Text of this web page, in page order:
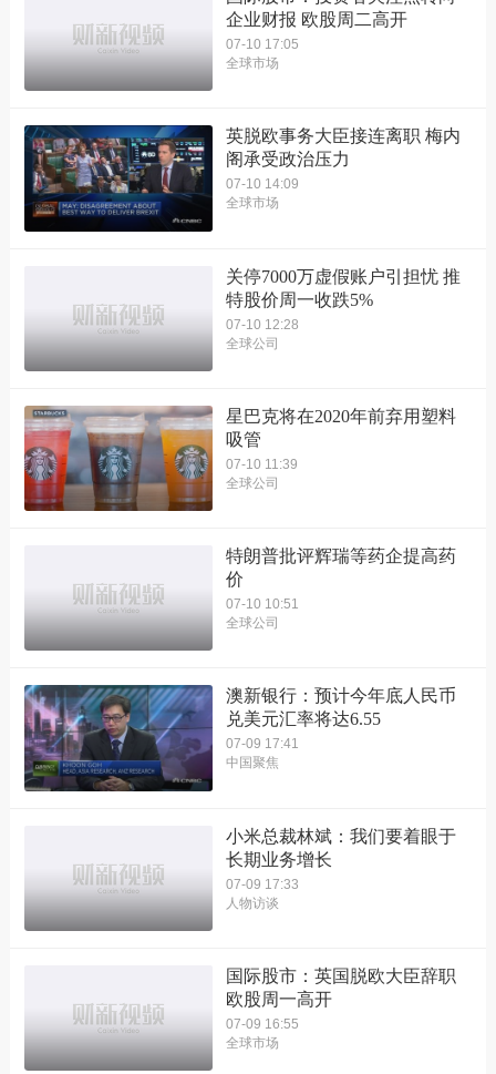
企业财报 欧股周二高开
07-10 17:05
全球市场
英脱欧事务大臣接连离职 梅内
阁承受政治压力
07-10 14:09
全球市场
关停7000万虚假账户引担忧 推
特股价周一收跌5%
07-10 12:28
全球公司
星巴克将在2020年前弃用塑料
吸管
07-10 11:39
全球公司
特朗普批评辉瑞等药企提高药
价
07-10 10:51
全球公司
澳新银行：预计今年底人民币
兑美元汇率将达6.55
07-09 17:41
中国聚焦
小米总裁林斌：我们要着眼于
长期业务增长
07-09 17:33
人物访谈
国际股市：英国脱欧大臣辞职
欧股周一高开
07-09 16:55
全球市场